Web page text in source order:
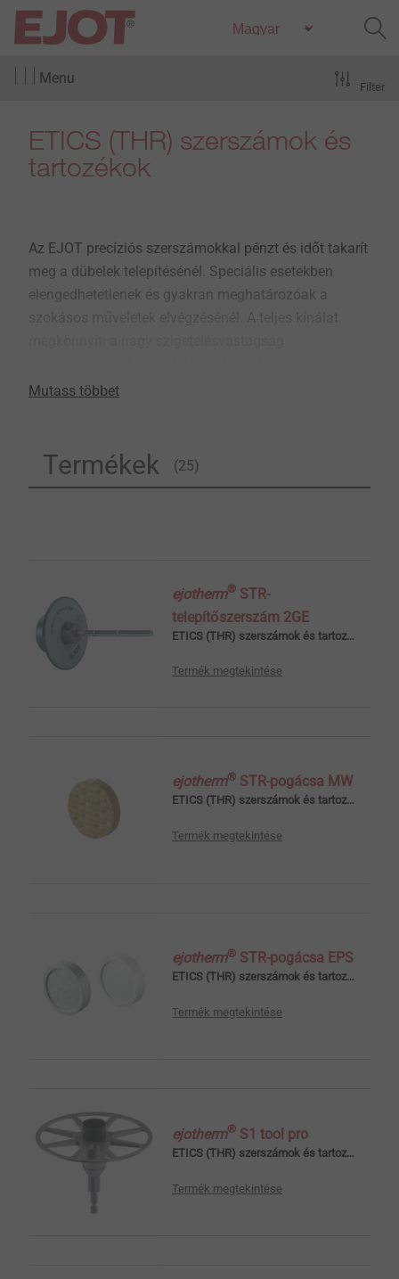
Menu
ETICS (THR) szerszámok és
tartozékok
Mutass többet
Az EJOT precíziós szerszámokkal pénzt és időt takarít
meg a dübelek telepítésénél. Speciális esetekben
elengedhetetlenek és gyakran meghatározóak a
homlokzati hőszigetelésen. Minden szerszám kiváló
Termékek (25)
Filter
ejotherm® STR-
telepítőszerszám 2GE
ETICS (THR) szerszámok és tartozékok
Termék megtekintése
ejotherm® STR-pogácsa MW
ETICS (THR) szerszámok és tartozékok
Termék megtekintése
ejotherm® STR-pogácsa EPS
ETICS (THR) szerszámok és tartozékok
Termék megtekintése
ejotherm® S1 tool pro
ETICS (THR) szerszámok és tartozékok
Termék megtekintése